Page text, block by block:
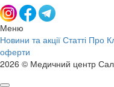
Меню
Новини та акції Статті Про
оферти
2026 © Медичний центр